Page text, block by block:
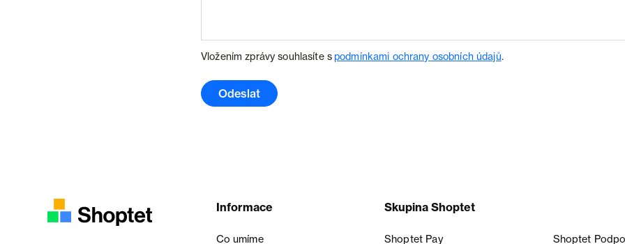
Vložením zprávy souhlasíte spodmínkami ochrany osobních údajů.
Odeslat
Informace
Co umíme
Skupina Shoptet
Shoptet Pay Shoptet